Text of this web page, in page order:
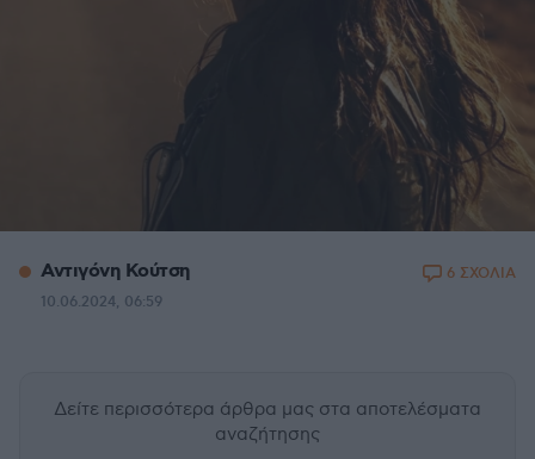
Αντιγόνη Κούτση
10.06.2024, 06:59
6 ΣΧΟΛΙΑ
Δείτε περισσότερα άρθρα μας στα αποτελέσματα
αναζήτησης